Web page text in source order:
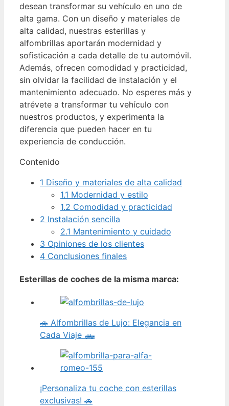
desean transformar su vehículo en uno de
alta gama. Con un diseño y materiales de
alta calidad, nuestras esterillas y
alfombrillas aportarán modernidad y
sofisticación a cada detalle de tu automóvil.
Además, ofrecen comodidad y practicidad,
sin olvidar la facilidad de instalación y el
mantenimiento adecuado. No esperes más y
atrévete a transformar tu vehículo con
nuestros productos, y experimenta la
diferencia que pueden hacer en tu
experiencia de conducción.
Contenido
1 Diseño y materiales de alta calidad
1.1 Modernidad y estilo
1.2 Comodidad y practicidad
2 Instalación sencilla
2.1 Mantenimiento y cuidado
3 Opiniones de los clientes
4 Conclusiones finales
Esterillas de coches de la misma marca:
🚗 Alfombrillas de Lujo: Elegancia en
Cada Viaje 🛻
¡Personaliza tu coche con esterillas
exclusivas! 🚗